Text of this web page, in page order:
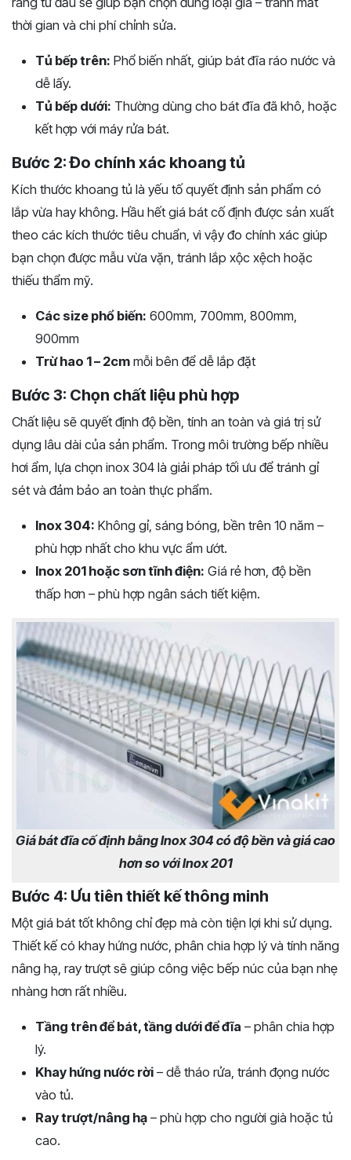
thời gian và chi phí chỉnh sửa.
Tủ bếp trên: Phổ biến nhất, giúp bát đĩa ráo nước và
dễ lấy.
Tủ bếp dưới: Thường dùng cho bát đĩa đã khô, hoặc
kết hợp với máy rửa bát.
Bước 2: Đo chính xác khoang tủ
Kích thước khoang tủ là yếu tố quyết định sản phẩm có
lắp vừa hay không. Hầu hết giá bát cố định được sản xuất
theo các kích thước tiêu chuẩn, vì vậy đo chính xác giúp
bạn chọn được mẫu vừa vặn, tránh lắp xộc xệch hoặc
thiếu thẩm mỹ.
Các size phổ biến: 600mm, 700mm, 800mm,
900mm
Trừ hao 1 – 2cm mỗi bên để dễ lắp đặt
Bước 3: Chọn chất liệu phù hợp
Chất liệu sẽ quyết định độ bền, tính an toàn và giá trị sử
dụng lâu dài của sản phẩm. Trong môi trường bếp nhiều
hơi ẩm, lựa chọn inox 304 là giải pháp tối ưu để tránh gỉ
sét và đảm bảo an toàn thực phẩm.
Inox 304: Không gỉ, sáng bóng, bền trên 10 năm –
phù hợp nhất cho khu vực ẩm ướt.
Inox 201 hoặc sơn tĩnh điện: Giá rẻ hơn, độ bền
thấp hơn – phù hợp ngân sách tiết kiệm.
Giá bát đĩa cố định bằng Inox 304 có độ bền và giá cao
hơn so với Inox 201
Bước 4: Ưu tiên thiết kế thông minh
Một giá bát tốt không chỉ đẹp mà còn tiện lợi khi sử dụng.
Thiết kế có khay hứng nước, phân chia hợp lý và tính năng
nâng hạ, ray trượt sẽ giúp công việc bếp núc của bạn nhẹ
nhàng hơn rất nhiều.
Tầng trên để bát, tầng dưới để đĩa – phân chia hợp
lý.
Khay hứng nước rời – dễ tháo rửa, tránh đọng nước
vào tủ.
Ray trượt/nâng hạ – phù hợp cho người già hoặc tủ
cao.